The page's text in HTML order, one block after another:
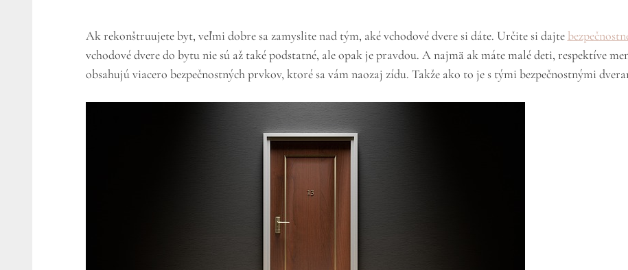
Ak rekonštruujete byt, veľmi dobre sa zamyslite nad tým, aké vchodové dvere si dáte. Určite si dajte
vchodové dvere do bytu nie sú až také podstatné, ale opak je pravdou. A najmä ak máte malé deti, respektíve
obsahujú viacero bezpečnostných prvkov, ktoré sa vám naozaj zídu. Takže ako to je s tými bezpečnostnými